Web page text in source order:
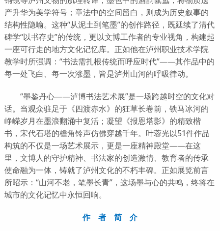
产升华为美学符号；章法中的空间留白，则成为历史叙事的
结构性隐喻。这种“从泥土到笔墨”的创作路径，既延续了清代
碑学“以书存史”的传统，更以文博工作者的专业视角，构建起
一座可行走的地方文化记忆库。正如他在泸州职业技术学院
教学时所强调：“书法需扎根传统而呼应时代”——其作品中的
每一处飞白、每一次涨墨，皆是泸州山河的呼吸律动。
“墨鉴丹心——泸博书法艺术展”是一场跨越时空的文化对
话。当观众驻足于《四渡赤水》的狂草长卷前，铁马冰河的
峥嵘岁月在墨浪翻涌中复活；凝望《报恩塔影》的精致楷
书，宋代石塔的檐角铃声仿佛穿越千年。叶蓉光以51件作品
构筑的不仅是一场艺术展示，更是一座精神殿堂——在这
里，文博人的守护精神、书法家的创造激情、教育者的传承
使命融为一体，铸就了泸州文化的不朽丰碑。正如展览前言
所昭示：“山河不老，笔墨长青”，这场墨与心的共鸣，终将在
城市的文化记忆中永恒回响。
作 者 简 介